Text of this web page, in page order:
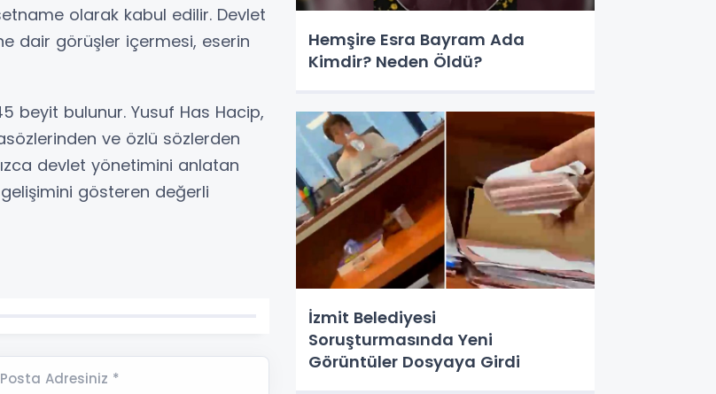
olarak kabul edilir. Devlet
dair görüşler içermesi, eserin
beyit bulunur. Yusuf Has Hacip,
ve özlü sözlerden
devlet yönetimini anlatan
gösteren değerli
Adresiniz *
Hemşire Esra Bayram Ada
Kimdir? Neden Öldü?
İzmit Belediyesi
Soruşturmasında Yeni
Görüntüler Dosyaya Girdi